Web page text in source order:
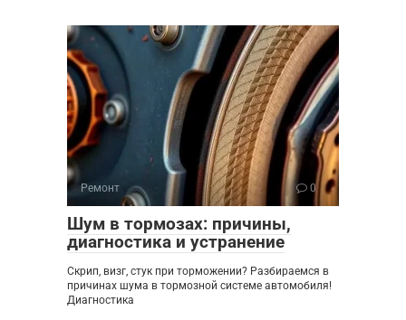
Ремонт 0
Шум в тормозах: причины,
диагностика и устранение
Скрип, визг, стук при торможении? Разбираемся в
причинах шума в тормозной системе автомобиля!
Диагностика